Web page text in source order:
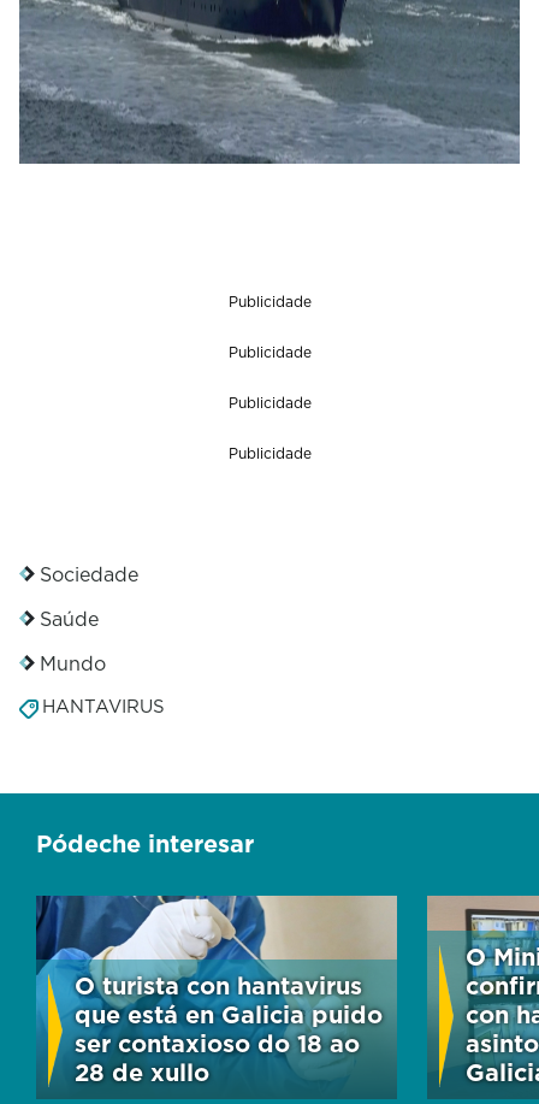
Publicidade
Publicidade
Publicidade
Publicidade
Sociedade
Saúde
Mundo
HANTAVIRUS
Pódeche interesar
O turista con hantavirus
que está en Galicia puido
ser contaxioso do 18 ao
28 de xullo
O
con